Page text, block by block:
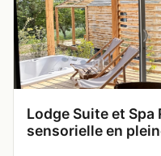
Lodge Suite et
sensorielle en